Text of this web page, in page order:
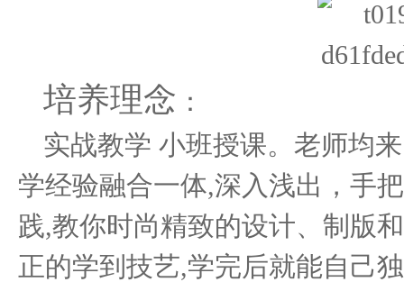
培养理念 ：
实战教学 小班授课。老师均
学经验融合一体,深入浅出，手
践,教你时尚精致的设计、制版
正的学到技艺,学完后就能自己